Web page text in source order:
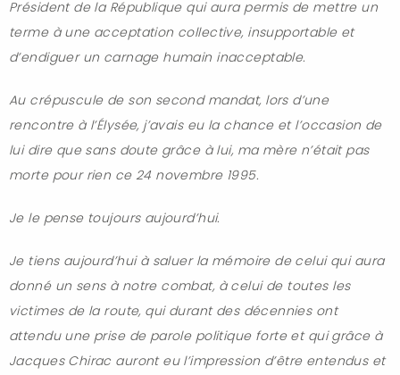
Président de la République qui aura permis de mettre un
terme à une acceptation collective, insupportable et
d’endiguer un carnage humain inacceptable.
Au crépuscule de son second mandat, lors d’une
rencontre à l’Élysée, j’avais eu la chance et l’occasion de
lui dire que sans doute grâce à lui, ma mère n’était pas
morte pour rien ce 24 novembre 1995.
Je le pense toujours aujourd’hui.
Je tiens aujourd’hui à saluer la mémoire de celui qui aura
donné un sens à notre combat, à celui de toutes les
victimes de la route, qui durant des décennies ont
attendu une prise de parole politique forte et qui grâce à
Jacques Chirac auront eu l’impression d’être entendus et